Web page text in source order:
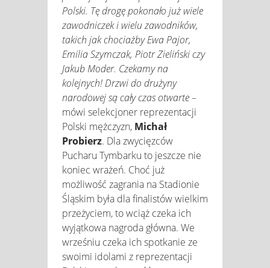
Polski. Tę drogę pokonało już wiele
zawodniczek i wielu zawodników,
takich jak chociażby Ewa Pajor,
Emilia Szymczak, Piotr Zieliński czy
Jakub Moder. Czekamy na
kolejnych! Drzwi do drużyny
narodowej są cały czas otwarte–
mówi selekcjoner reprezentacji
Polski mężczyzn, Michał
Probierz. Dla zwycięzców
Pucharu Tymbarku to jeszcze nie
koniec wrażeń. Choć już
możliwość zagrania na Stadionie
Śląskim była dla finalistów wielkim
przeżyciem, to wciąż czeka ich
wyjątkowa nagroda główna. We
wrześniu czeka ich spotkanie ze
swoimi idolami z reprezentacji